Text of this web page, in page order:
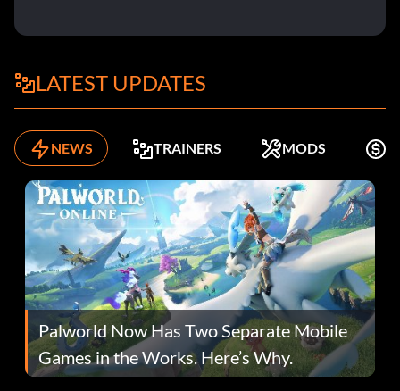
LATEST UPDATES
NEWS TRAINERS MODS
Palworld Now Has Two Separate Mobile
Games in the Works. Here’s Why.